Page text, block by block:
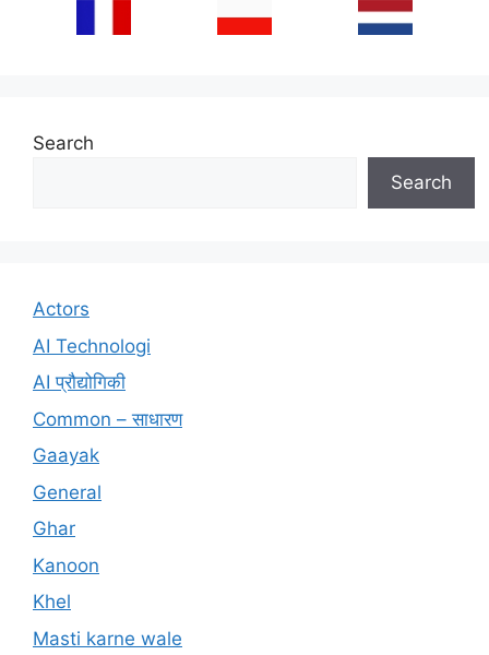
Search
Search
Actors
AI Technologi
AI प्रौद्योगिकी
Common – साधारण
Gaayak
General
Ghar
Kanoon
Khel
Masti karne wale